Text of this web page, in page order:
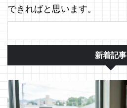
できればと思います。
新着記事